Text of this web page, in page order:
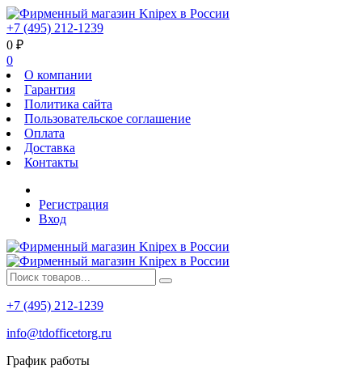
+7 (495) 212-1239
0 ₽
0
О компании
Гарантия
Политика сайта
Пользовательское соглашение
Оплата
Доставка
Контакты
Регистрация
Вход
+7 (495) 212-1239
info@tdofficetorg.ru
График работы